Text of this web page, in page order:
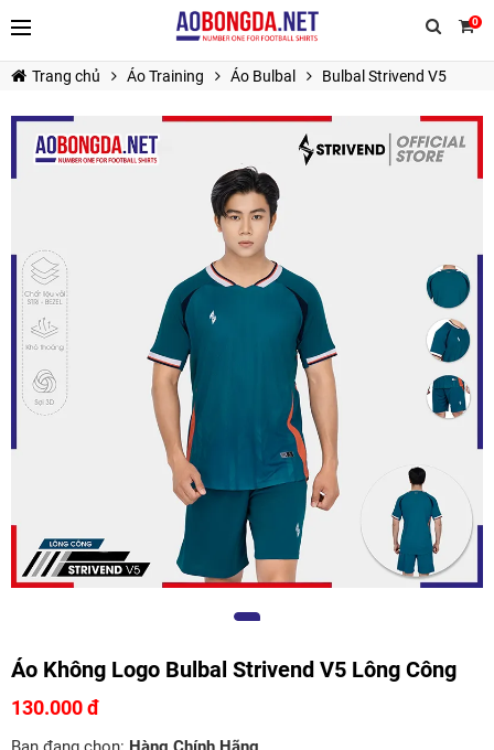
0
TIẾP TỤC MUA HÀNG
Trang chủ Áo Training Áo Bulbal Bulbal Strivend V5
Áo Không Logo Bulbal Strivend V5 Lông Công
130.000 đ